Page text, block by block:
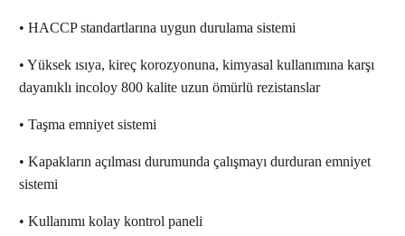
• HACCP standartlarına uygun durulama sistemi
• Yüksek ısıya, kireç korozyonuna, kimyasal kullanımına karşı
dayanıklı incoloy 800 kalite uzun ömürlü rezistanslar
• Taşma emniyet sistemi
• Kapakların açılması durumunda çalışmayı durduran emniyet
sistemi
• Kullanımı kolay kontrol paneli